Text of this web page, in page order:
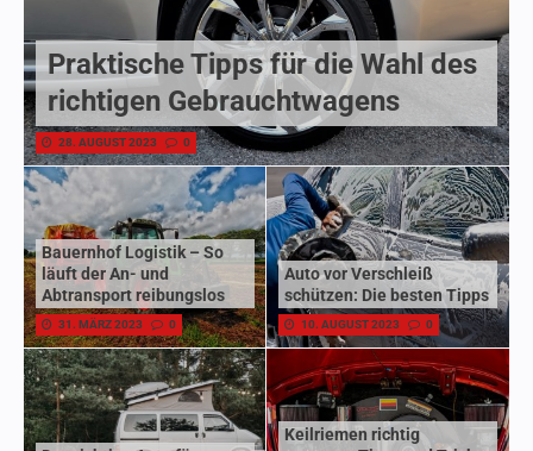
Praktische Tipps für die Wahl des
richtigen Gebrauchtwagens
28. AUGUST 2023 0
Bauernhof Logistik – So
läuft der An- und
Abtransport reibungslos
31. MÄRZ 2023 0
Auto vor Verschleiß
schützen: Die besten Tipps
10. AUGUST 2023 0
Keilriemen richtig